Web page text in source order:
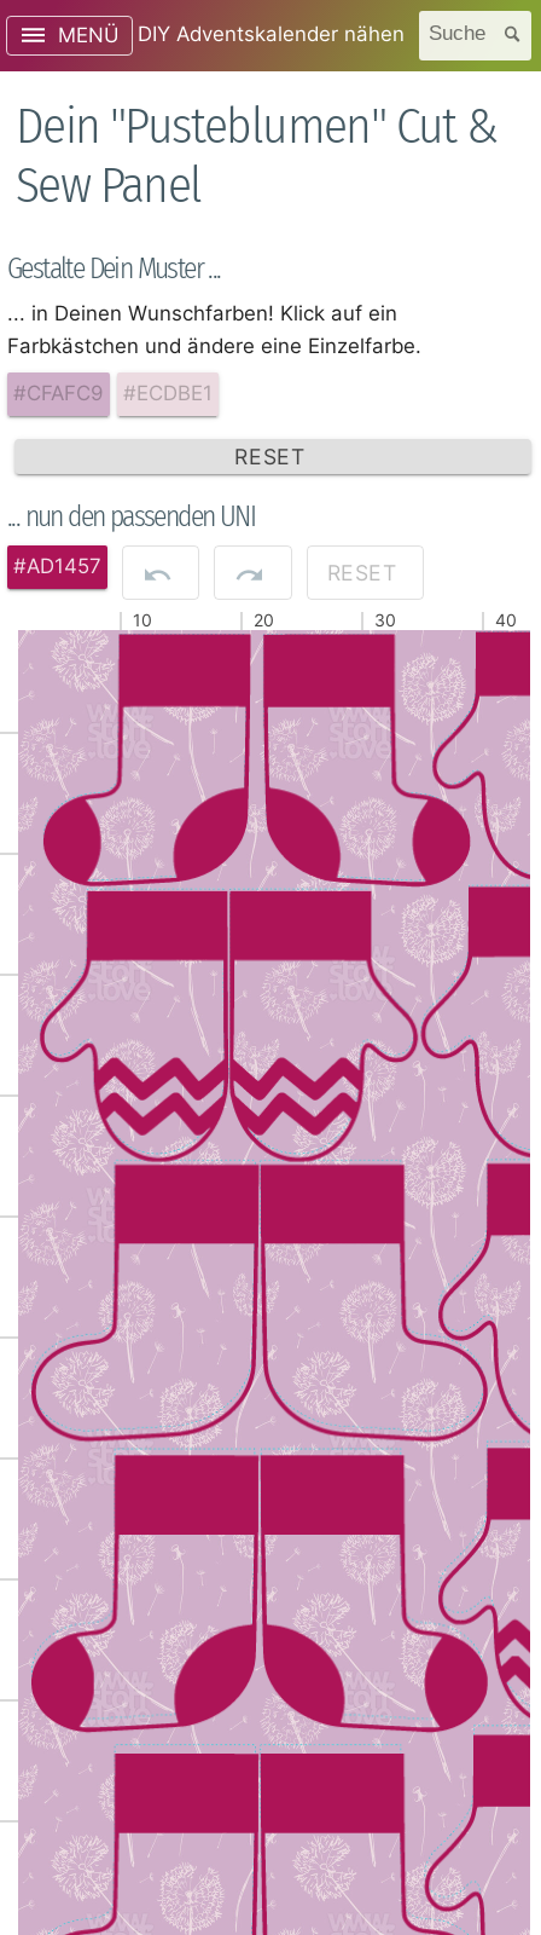
MENÜ DIY Adventskalender nähen Suche
Dein "Pusteblumen" Cut &
Sew Panel
Gestalte Dein Muster ...
... in Deinen Wunschfarben! Klick auf ein
Farbkästchen und ändere eine Einzelfarbe.
#CFAFC9
#ECDBE1
RESET
... nun den passenden UNI
#AD1457 RESET